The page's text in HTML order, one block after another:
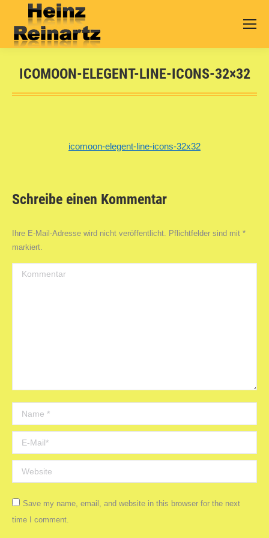
ICOMOON-ELEGENT-LINE-ICONS-32×32
Sie befinden sich hier:
icomoon-elegent-line-icons-32x32
Schreibe einen Kommentar
Ihre E-Mail-Adresse wird nicht veröffentlicht. Pflichtfelder sind mit *
markiert.
Kommentar
Name *
E-Mail *
Website
Save my name, email, and website in this browser for the next
time I comment.